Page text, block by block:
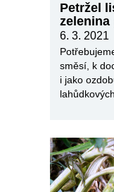
Petržel
6. 3. 2021
směsí, k
i jako